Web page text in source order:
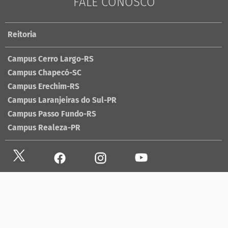
Reitoria
Campus Cerro Largo-RS
Campus Chapecó-SC
Campus Erechim-RS
Campus Laranjeiras do Sul-PR
Campus Passo Fundo-RS
Campus Realeza-PR